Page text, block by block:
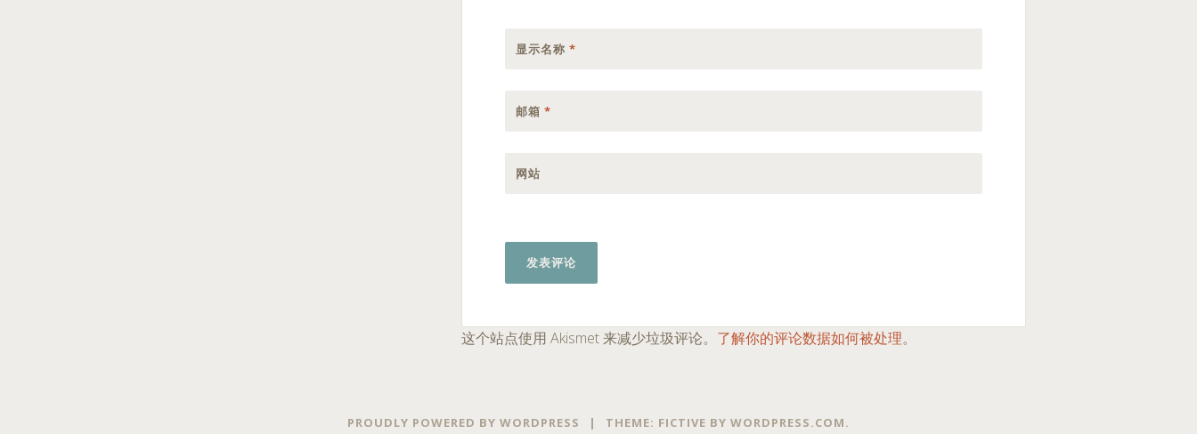
显示名称*
邮箱*
网站
这个站点使用 Akismet 来减少垃圾评论。 了解你的评论数据如何被处理。
PROUDLY POWERED BY WORDPRESS | THEME: FICTIVE BY WORDPRESS.COM.